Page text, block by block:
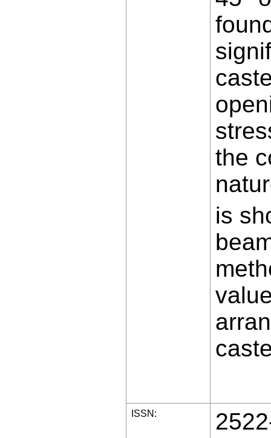
the
is
ISSN: